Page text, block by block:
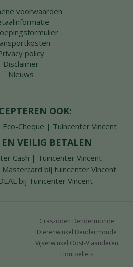
voorwaarden
policy
Disclaimer
Nieuws
OOK:
VEILIG BETALEN
Graszoden Dendermonde
Dierenwinkel Dendermonde
Vijverwinkel Oost-Vlaanderen
Houtpellets